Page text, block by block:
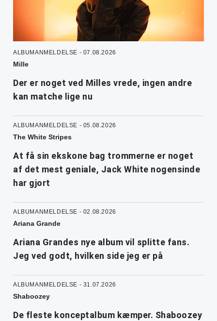
ALBUMANMELDELSE - 07.08.2026
Mille
Der er noget ved Milles vrede, ingen andre
kan matche lige nu
ALBUMANMELDELSE - 05.08.2026
The White Stripes
At få sin ekskone bag trommerne er noget
af det mest geniale, Jack White nogensinde
har gjort
ALBUMANMELDELSE - 02.08.2026
Ariana Grande
Ariana Grandes nye album vil splitte fans.
Jeg ved godt, hvilken side jeg er på
ALBUMANMELDELSE - 31.07.2026
Shaboozey
De fleste konceptalbum kæmper. Shaboozey